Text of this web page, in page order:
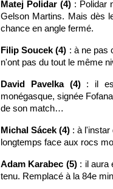
Matej Polidar (4) : Polidar
Gelson Martins. Mais dès
chance en angle fermé.
Filip Soucek (4) : à ne pas
n'ont pas du tout le même
David Pavelka (4): il est
monégasque, signée
de son match…
Michal Sácek (4) : à
longtemps face aux rocs
Adam Karabec (5): il aura
tenu. Remplacé à la 84e